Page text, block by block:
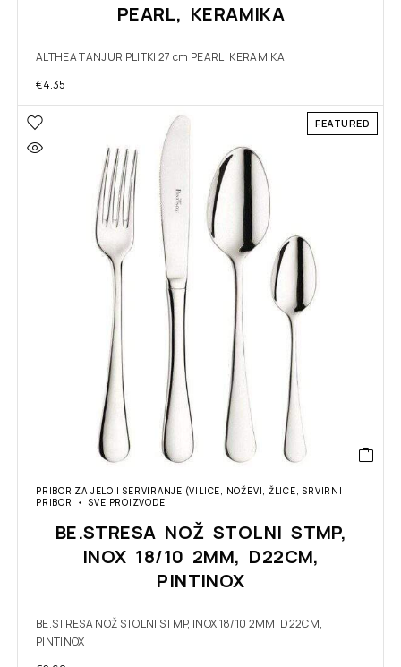
PEARL, KERAMIKA
ALTHEA TANJUR PLITKI 27 cm PEARL, KERAMIKA
€4.35
FEATURED
PRIBOR ZA JELO I SERVIRANJE (VILICE, NOŽEVI, ŽLICE, SRVIRNI
PRIBOR
SVE PROIZVODE
BE.STRESA NOŽ STOLNI STMP,
INOX 18/10 2MM, D22CM,
PINTINOX
BE.STRESA NOŽ STOLNI STMP, INOX 18/10 2MM, D22CM,
PINTINOX